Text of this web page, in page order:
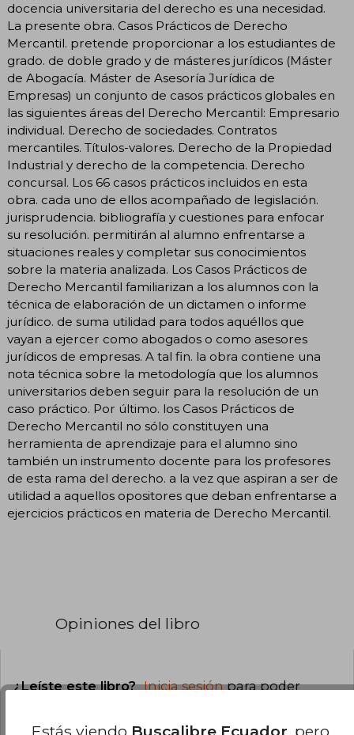
docencia universitaria del derecho es una necesidad.
La presente obra. Casos Prácticos de Derecho
Mercantil. pretende proporcionar a los estudiantes de
grado. de doble grado y de másteres jurídicos (Máster
de Abogacía. Máster de Asesoría Jurídica de
Empresas) un conjunto de casos prácticos globales en
las siguientes áreas del Derecho Mercantil: Empresario
individual. Derecho de sociedades. Contratos
mercantiles. Títulos-valores. Derecho de la Propiedad
Industrial y derecho de la competencia. Derecho
concursal. Los 66 casos prácticos incluidos en esta
obra. cada uno de ellos acompañado de legislación.
jurisprudencia. bibliografía y cuestiones para enfocar
su resolución. permitirán al alumno enfrentarse a
situaciones reales y completar sus conocimientos
sobre la materia analizada. Los Casos Prácticos de
Derecho Mercantil familiarizan a los alumnos con la
técnica de elaboración de un dictamen o informe
jurídico. de suma utilidad para todos aquéllos que
vayan a ejercer como abogados o como asesores
jurídicos de empresas. A tal fin. la obra contiene una
nota técnica sobre la metodología que los alumnos
universitarios deben seguir para la resolución de un
caso práctico. Por último. los Casos Prácticos de
Derecho Mercantil no sólo constituyen una
herramienta de aprendizaje para el alumno sino
también un instrumento docente para los profesores
de esta rama del derecho. a la vez que aspiran a ser de
utilidad a aquellos opositores que deban enfrentarse a
ejercicios prácticos en materia de Derecho Mercantil.
Opiniones del libro
¿Leíste este libro? Inicia sesiónpara poder
Estás viendo Buscalibre Ecuador , pero